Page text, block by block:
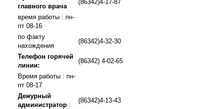
главного врача
(86342)4-17-87
время работы : пн-
пт 08-16
по факту
нахождения
(86342)4-32-30
Телефон горячей
линии:
(86342) 4-02-65
Время работы : пн-
пт 08-17
Дежурный
администратор :
(86342)4-13-43